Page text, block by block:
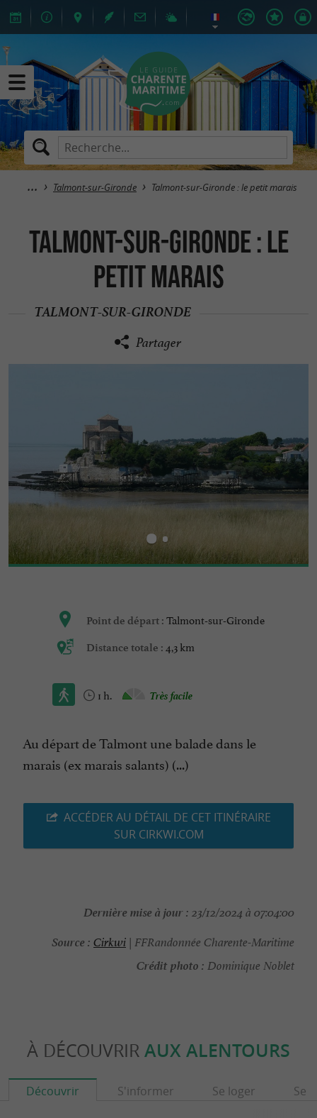
Talmont-sur-Gironde Talmont-sur-Gironde : le petit marais
Talmont-sur-Gironde : le
petit marais
TALMONT-SUR-GIRONDE
Partager
Point de départ : Talmont-sur-Gironde
Distance totale : 4,3 km
1 h. Très facile
Au départ de Talmont une balade dans le
marais (ex marais salants) (...)
ACCÉDER AU DÉTAIL DE CET ITINÉRAIRE
SUR CIRKWI.COM
Dernière mise à jour : 23/12/2024 à 07:04:00
Source : Cirkwi | FFRandonnée Charente-Maritime
Crédit photo : Dominique Noblet
À DÉCOUVRIR AUX ALENTOURS
Découvrir S'informer Se loger Se